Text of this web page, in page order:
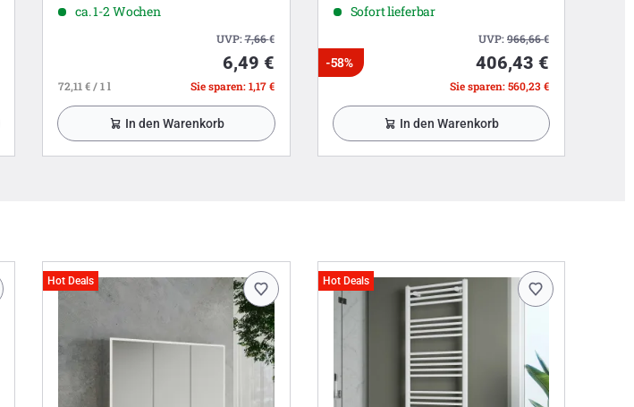
ca. 1-2 Wochen
UVP:7,66€
6,49 €
72,11 € / 1 l Sie sparen: 1,17 €
In den Warenkorb
Sofort lieferbar
UVP:966,66€
-58% 406,43 €
Sie sparen: 560,23 €
In den Warenkorb
Hot Deals Hot Deals